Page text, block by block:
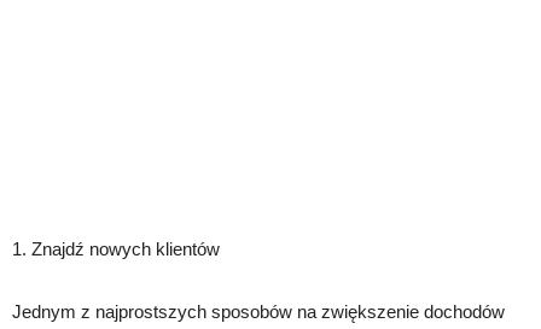
1. Znajdź nowych klientów
Jednym z najprostszych sposobów na zwiększenie dochodów